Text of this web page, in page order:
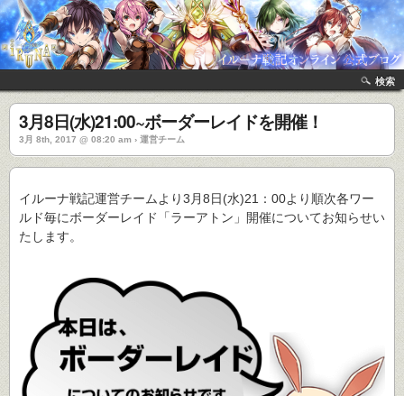
検索
3月8日(水)21:00~ボーダーレイドを開催！
3月 8th, 2017 @ 08:20 am › 運営チーム
イルーナ戦記運営チームより3月8日(水)21：00より順次各ワー
ルド毎にボーダーレイド「ラーアトン」開催についてお知らせい
たします。